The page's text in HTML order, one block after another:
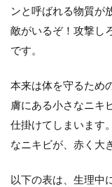
ンと呼ばれる物質が
敵がいるぞ！攻撃し
です。
本来は体を守るため
膚にある小さなニキ
仕掛けてしまいます
なニキビが、赤く大
以下の表は、生理中